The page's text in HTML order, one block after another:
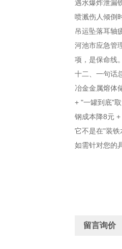
遇水爆炸泄漏
喷溅伤人倾倒
吊运坠落耳轴
河池市应急管
项，是保命线
十二、一句话
冶金金属熔体
+ "一罐到底"
钢成本降8元
它不是在"装
如需针对您的
留言询价